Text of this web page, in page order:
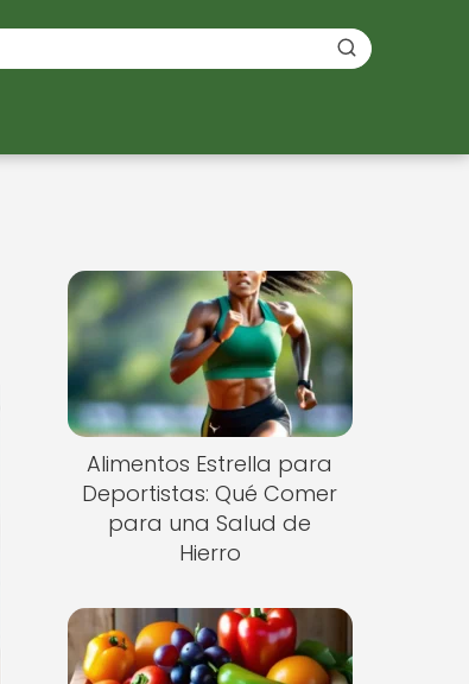
Alimentos Estrella para
Deportistas: Qué Comer
para una Salud de
Hierro